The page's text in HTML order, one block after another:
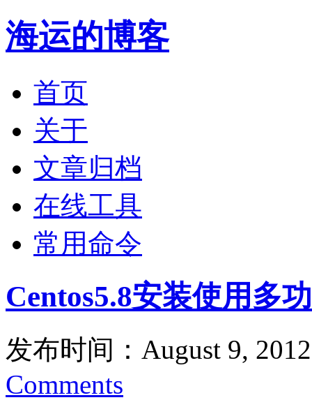
海运的博客
首页
关于
文章归档
在线工具
常用命令
Centos5.8安装使用多
发布时间：August 9,
Comments